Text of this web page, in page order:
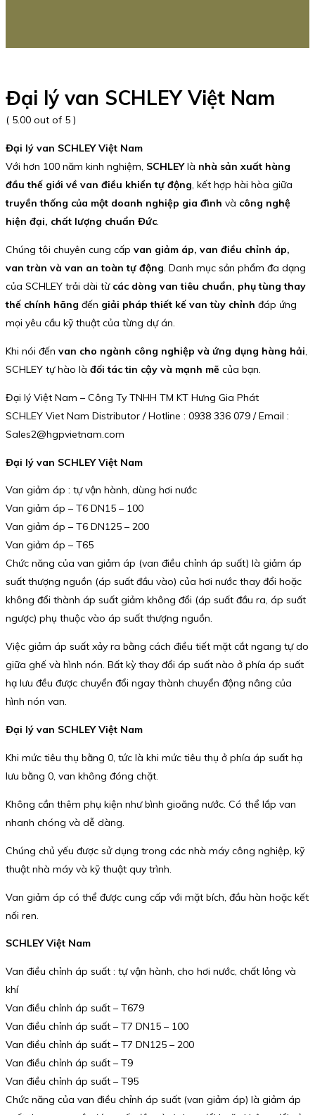
Đại lý van SCHLEY Việt Nam
( 5.00 out of 5 )
Đại lý van SCHLEY Việt Nam
Với hơn 100 năm kinh nghiệm, SCHLEYlà nhà sản xuất hàng
đầu thế giới về van điều khiển tự động, kết hợp hài hòa giữa
truyền thống của một doanh nghiệp gia đình và công nghệ
hiện đại, chất lượng chuẩn Đức.
Chúng tôi chuyên cung cấp van giảm áp, van điều chỉnh áp,
van tràn và van an toàn tự động. Danh mục sản phẩm đa dạng
của SCHLEY trải dài từ các dòng van tiêu chuẩn, phụ tùng thay
thế chính hãng đến giải pháp thiết kế van tùy chỉnh đáp ứng
mọi yêu cầu kỹ thuật của từng dự án.
Khi nói đến van cho ngành công nghiệp và ứng dụng hàng hải,
SCHLEY tự hào là đối tác tin cậy và mạnh mẽ của bạn.
Đại lý Việt Nam – Công Ty TNHH TM KT Hưng Gia Phát
SCHLEY Viet Nam Distributor / Hotline : 0938 336 079 / Email :
Sales2@hgpvietnam.com
Đại lý van SCHLEY Việt Nam
Van giảm áp : tự vận hành, dùng hơi nước
Van giảm áp – T6 DN15 – 100
Van giảm áp – T6 DN125 – 200
Van giảm áp – T65
Chức năng của van giảm áp (van điều chỉnh áp suất) là giảm áp
suất thượng nguồn (áp suất đầu vào) của hơi nước thay đổi hoặc
không đổi thành áp suất giảm không đổi (áp suất đầu ra, áp suất
ngược) phụ thuộc vào áp suất thượng nguồn.
Việc giảm áp suất xảy ra bằng cách điều tiết mặt cắt ngang tự do
giữa ghế và hình nón. Bất kỳ thay đổi áp suất nào ở phía áp suất
hạ lưu đều được chuyển đổi ngay thành chuyển động nâng của
hình nón van.
Đại lý van SCHLEY Việt Nam
Khi mức tiêu thụ bằng 0, tức là khi mức tiêu thụ ở phía áp suất hạ
lưu bằng 0, van không đóng chặt.
Không cần thêm phụ kiện như bình gioăng nước. Có thể lắp van
nhanh chóng và dễ dàng.
Chúng chủ yếu được sử dụng trong các nhà máy công nghiệp, kỹ
thuật nhà máy và kỹ thuật quy trình.
Van giảm áp có thể được cung cấp với mặt bích, đầu hàn hoặc kết
nối ren.
SCHLEY Việt Nam
Van điều chỉnh áp suất : tự vận hành, cho hơi nước, chất lỏng và
khí
Van điều chỉnh áp suất – T679
Van điều chỉnh áp suất – T7 DN15 – 100
Van điều chỉnh áp suất – T7 DN125 – 200
Van điều chỉnh áp suất – T9
Van điều chỉnh áp suất – T95
Chức năng của van điều chỉnh áp suất (van giảm áp) là giảm áp